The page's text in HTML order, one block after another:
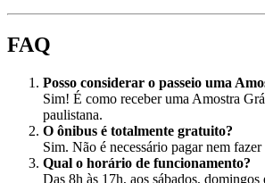
FAQ
Posso considerar o passeio uma
Sim! É como receber uma Amostra
paulistana.
O ônibus é totalmente gratuito?
Sim. Não é necessário pagar nem fazer
Qual o horário de funcionamento?
Das 8h às 17h, aos sábados, domingos